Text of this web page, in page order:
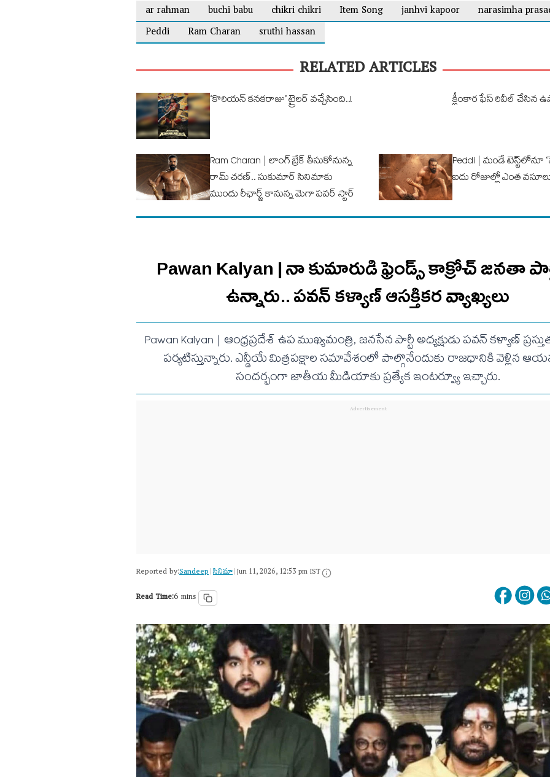
ar rahman
buchi babu chikri chikri Item Song janhvi kapoor
narasimha
Peddi
Ram Charan sruthi hassan
RELATED ARTICLES
‘కొరియన్ కనకరాజు’ ట్రైలర్ వచ్చేసింది..! క్లీంకార ఫేస్‌ రివీల్‌ చేసిన
Ram Charan | లాంగ్ బ్రేక్ తీసుకోనున్న
రామ్ చ‌ర‌ణ్‌.. సుకుమార్ సినిమాకు
ముందు రీఛార్జ్ కానున్న మెగా పవర్ స్టార్
Peddi | మండే టెస్ట్‌లోనూ
ఐదు రోజుల్లో ఎంత
Pawan Kalyan | నా కుమారుడి ఫ్రెండ్స్ కాక్రోచ్ జనతా
ఉన్నారు.. ప‌వ‌న్ క‌ళ్యాణ్ ఆసక్తిక‌ర వ్యాఖ్య‌లు
Pawan Kalyan | ఆంధ్రప్రదేశ్ ఉప ముఖ్యమంత్రి, జనసేన పార్టీ అధ్యక్షుడు పవన్ కళ్యాణ్
పర్యటిస్తున్నారు. ఎన్డీయే మిత్రపక్షాల సమావేశంలో పాల్గొనేందుకు రాజధానికి వెళ్లిన
సందర్భంగా జాతీయ మీడియాకు ప్రత్యేక ఇంటర్వ్యూ ఇచ్చారు.
Reported by:Sandeep|సినిమా|Jun 11, 2026, 12:53 pm IST
Read Time:6 mins